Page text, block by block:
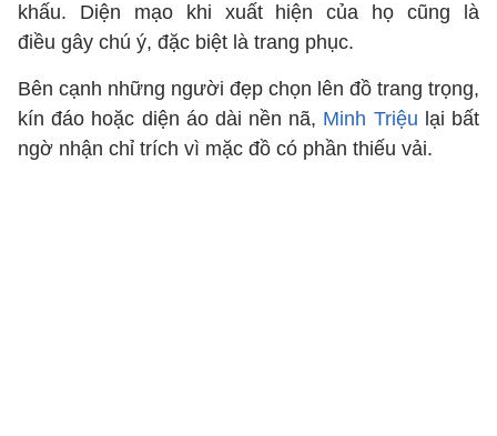
khấu. Diện mạo khi xuất hiện của họ cũng là
điều gây chú ý, đặc biệt là trang phục.
Bên cạnh những người đẹp chọn lên đồ trang trọng,
kín đáo hoặc diện áo dài nền nã, Minh Triệu lại bất
ngờ nhận chỉ trích vì mặc đồ có phần thiếu vải.